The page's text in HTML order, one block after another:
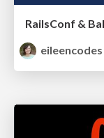
eileencodes